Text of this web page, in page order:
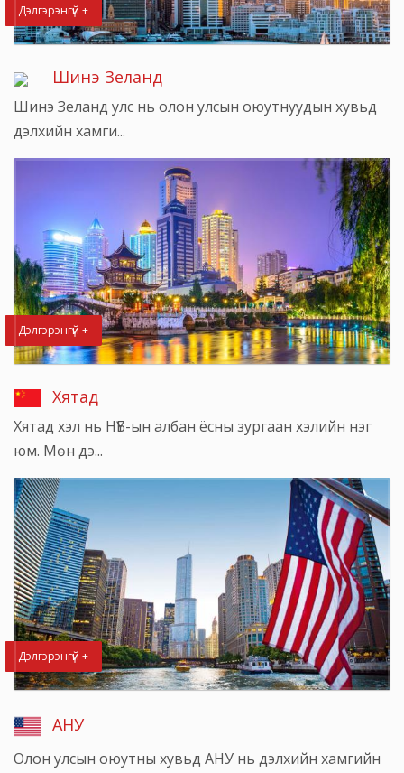
Дэлгэрэнгүй +
Шинэ Зеланд
Шинэ Зеланд улс нь олон улсын оюутнуудын хувьд
дэлхийн хамги...
Дэлгэрэнгүй +
Хятад
Хятад хэл нь НҮБ-ын албан ёсны зургаан хэлийн нэг
юм. Мөн дэ...
Дэлгэрэнгүй +
АНУ
Олон улсын оюутны хувьд АНУ нь дэлхийн хамгийн